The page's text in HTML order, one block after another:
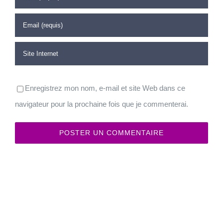
Enregistrez mon nom, e-mail et site Web dans ce
navigateur pour la prochaine fois que je commenterai.